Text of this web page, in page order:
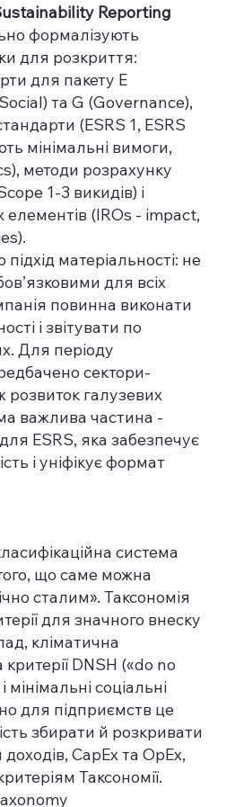
Reporting
формалізують
для розкриття:
для пакету E
та G (Governance),
(ESRS 1, ESRS
мінімальні вимоги,
методи розрахунку
1-3 викидів) і
елементів (IROs - impact,
матеріальності: не
для всіх
повинна виконати
і звітувати по
Для періоду
сектори-
розвиток галузевих
важлива частина -
ESRS, яка забезпечує
і уніфікує формат
система
що саме можна
сталим». Таксономія
для значного внеску
кліматична
DNSH («do no
соціальні
для підприємств це
збирати й розкривати
CapEx та OpEx,
Таксономії.